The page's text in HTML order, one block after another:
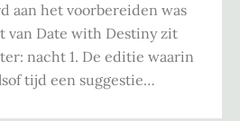
aan het voorbereiden was
van Date with Destiny zit
nacht 1. De editie waarin
tijd een suggestie…